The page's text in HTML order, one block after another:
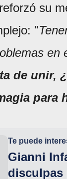
su
"
en
de unir,
para
Te puede
Gianni
disculpas